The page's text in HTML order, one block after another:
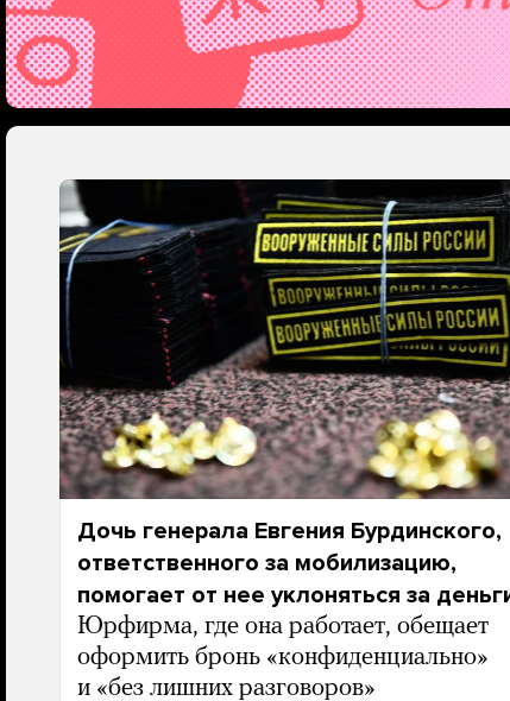
Дочь генерала Евгения Бурдинского,
ответственного за мобилизацию,
помогает от нее уклоняться за
Юрфирма, где она работает, обещает
оформить бронь «конфиденциально»
и «без лишних разговоров»